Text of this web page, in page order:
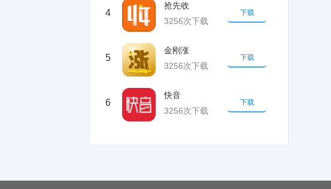
4
抢先收
3256次下载
下载
5
金刚涨
3256次下载
下载
6
快音
3256次下载
下载